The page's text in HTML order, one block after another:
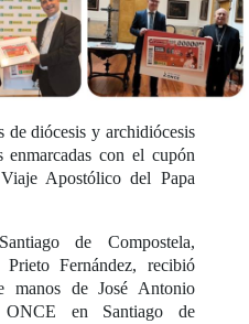
de diócesis y archidiócesis
enmarcadas con el cupón
Apostólico del Papa
de Compostela,
Fernández, recibió
manos de José Antonio
en Santiago de